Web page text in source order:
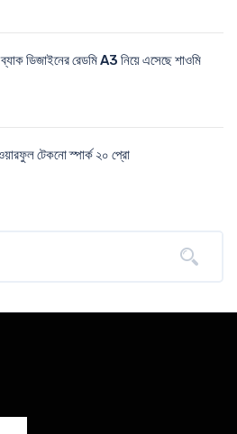
ডিজাইনের রেডমি A3 নিয়ে এসেছে শাওমি
টেকনো স্পার্ক ২০ প্রো